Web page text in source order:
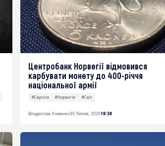
Центробанк Норвегії відмовився
карбувати монету до 400-річчя
національної армії
#Європа #Норвегія #Світ
Владислав Хоменко30 Липня, 202618:38